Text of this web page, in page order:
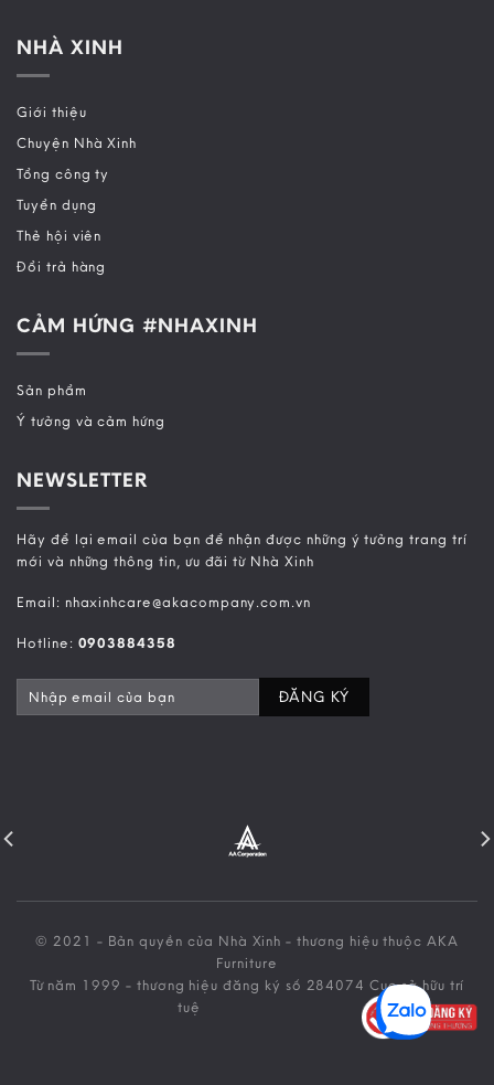
NHÀ XINH
Giới thiệu
Chuyện Nhà Xinh
Tổng công ty
Tuyển dụng
Thẻ hội viên
Đổi trả hàng
CẢM HỨNG #NHAXINH
Sản phẩm
Ý tưởng và cảm hứng
NEWSLETTER
Hãy để lại email của bạn để nhận được những ý tưởng trang trí
mới và những thông tin, ưu đãi từ Nhà Xinh
Email: nhaxinhcare@akacompany.com.vn
Hotline: 0903884358
© 2021 - Bản quyền của Nhà Xinh - thương hiệu thuộc AKA
Furniture
Từ năm 1999 - thương hiệu đăng ký số 284074 Cục sở hữu trí
tuệ